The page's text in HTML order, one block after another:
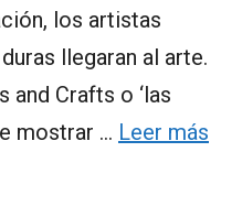
los artistas
llegaran al arte.
and Crafts o ‘las
mostrar … Leer más